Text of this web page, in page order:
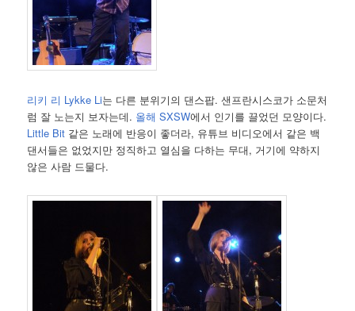
리키 리 Lykke Li는 다른 분위기의 댄스팝. 샌프란시스코가 소문처
럼 잘 노는지 보자는데. 올해 SXSW에서 인기를 끌었던 모양이다.
Little Bit 같은 노래에 반응이 좋더라, 유튜브 비디오에서 같은 백
댄서들은 없었지만 정직하고 열심을 다하는 무대, 거기에 약하지
않은 사람 드물다.